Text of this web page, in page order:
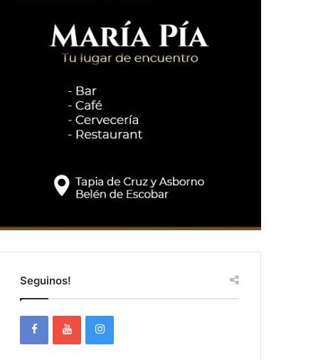
Seguinos!